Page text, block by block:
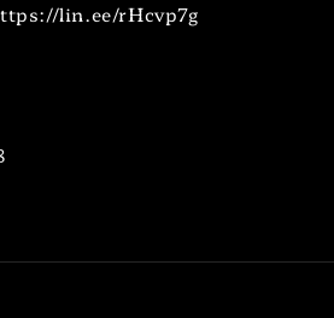
lin.ee/rHcvp7g